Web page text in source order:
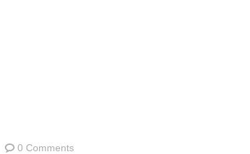
0 Comments